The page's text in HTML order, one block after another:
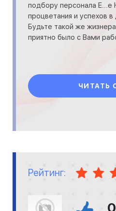
подбору персонала
процветания и успехов
Будьте такой же
приятно было с Вами
ЧИТАТЬ
Рейтинг:
0